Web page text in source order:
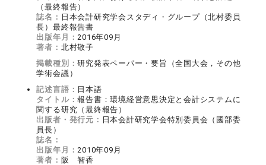
（最終報告）
誌名： 日本会計研究学会スタディ・グループ（北村委員
長）最終報告書
出版年月： 2016年09月
著者： 北村敬子
掲載種別：研究発表ペーパー・要旨（全国大会，その他
学術会議）
記述言語： 日本語
タイトル：報告書：環境経営意思決定と会計システムに
関する研究（最終報告）
出版者・発行元： 日本会計研究学会特別委員会（國部委
員長）
誌名：
出版年月： 2010年09月
著者： 阪 智香